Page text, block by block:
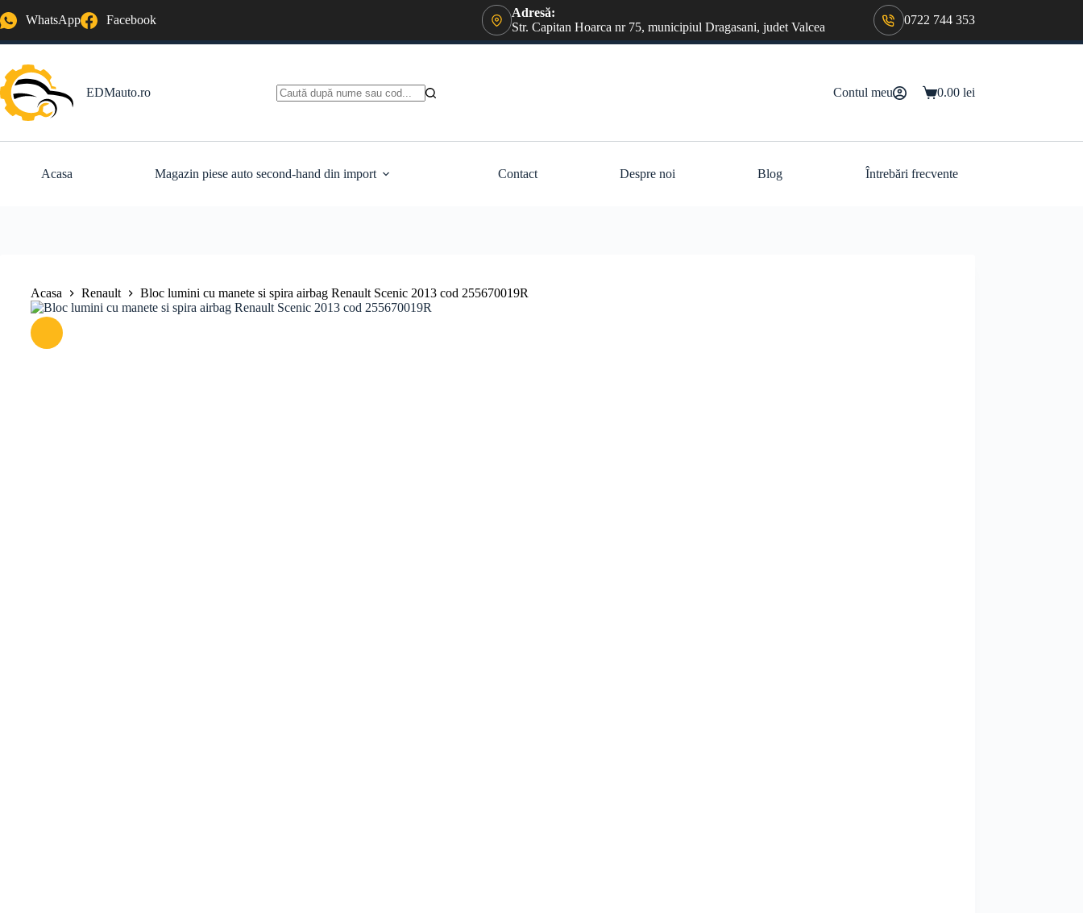
la
WhatsApp Facebook
Adresă:
Str. Capitan Hoarca nr 75, municipiul Dragasani, judet Valcea
0722 744 353
EDMauto.ro
Contul meu
Coș0.00 lei
Acasa Magazin piese auto second-hand din import Contact Despre noi Blog Întrebări frecvente
Acasa Renault Bloc lumini cu manete si spira airbag Renault Scenic 2013 cod 255670019R